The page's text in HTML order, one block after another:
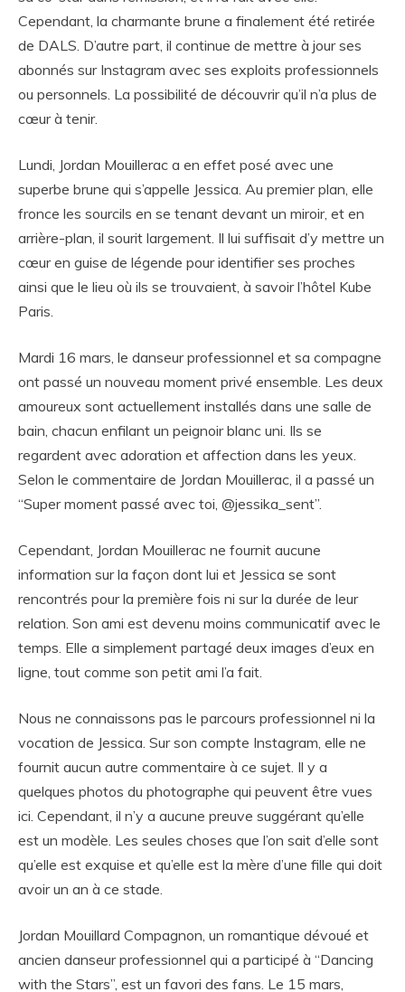
Cependant, la charmante brune a finalement été retirée
de DALS. D’autre part, il continue de mettre à jour ses
abonnés sur Instagram avec ses exploits professionnels
ou personnels. La possibilité de découvrir qu’il n’a plus de
cœur à tenir.
Lundi, Jordan Mouillerac a en effet posé avec une
superbe brune qui s’appelle Jessica. Au premier plan, elle
fronce les sourcils en se tenant devant un miroir, et en
arrière-plan, il sourit largement. Il lui suffisait d’y mettre un
cœur en guise de légende pour identifier ses proches
ainsi que le lieu où ils se trouvaient, à savoir l’hôtel Kube
Paris.
Mardi 16 mars, le danseur professionnel et sa compagne
ont passé un nouveau moment privé ensemble. Les deux
amoureux sont actuellement installés dans une salle de
bain, chacun enfilant un peignoir blanc uni. Ils se
regardent avec adoration et affection dans les yeux.
Selon le commentaire de Jordan Mouillerac, il a passé un
“Super moment passé avec toi, @jessika_sent”.
Cependant, Jordan Mouillerac ne fournit aucune
information sur la façon dont lui et Jessica se sont
rencontrés pour la première fois ni sur la durée de leur
relation. Son ami est devenu moins communicatif avec le
temps. Elle a simplement partagé deux images d’eux en
ligne, tout comme son petit ami l’a fait.
Nous ne connaissons pas le parcours professionnel ni la
vocation de Jessica. Sur son compte Instagram, elle ne
fournit aucun autre commentaire à ce sujet. Il y a
quelques photos du photographe qui peuvent être vues
ici. Cependant, il n’y a aucune preuve suggérant qu’elle
est un modèle. Les seules choses que l’on sait d’elle sont
qu’elle est exquise et qu’elle est la mère d’une fille qui doit
avoir un an à ce stade.
Jordan Mouillard Compagnon, un romantique dévoué et
ancien danseur professionnel qui a participé à “Dancing
with the Stars”, est un favori des fans. Le 15 mars,